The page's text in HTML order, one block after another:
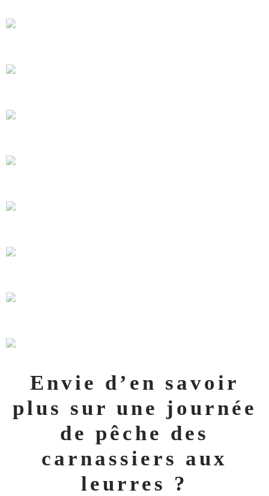
Envie d’en savoir
plus sur une journée
de pêche des
carnassiers aux
leurres ?